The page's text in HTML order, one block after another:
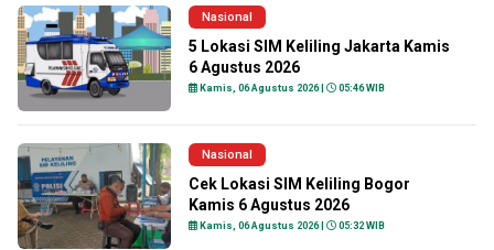
Nasional
5 Lokasi SIM Keliling Jakarta Kamis
6 Agustus 2026
Kamis, 06 Agustus 2026 | 05:46 WIB
Nasional
Cek Lokasi SIM Keliling Bogor
Kamis 6 Agustus 2026
Kamis, 06 Agustus 2026 | 05:32 WIB